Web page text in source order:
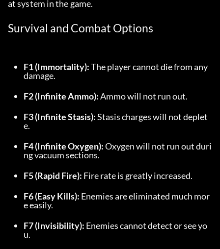
at system in the game.
Survival and Combat Options
F1 (Immortality): The player cannot die from any
damage.
F2 (Infinite Ammo): Ammo will not run out.
F3 (Infinite Stasis): Stasis charges will not deplet
e.
F4 (Infinite Oxygen): Oxygen will not run out duri
ng vacuum sections.
F5 (Rapid Fire): Fire rate is greatly increased.
F6 (Easy Kills): Enemies are eliminated much mor
e easily.
F7 (Invisibility): Enemies cannot detect or see yo
u.